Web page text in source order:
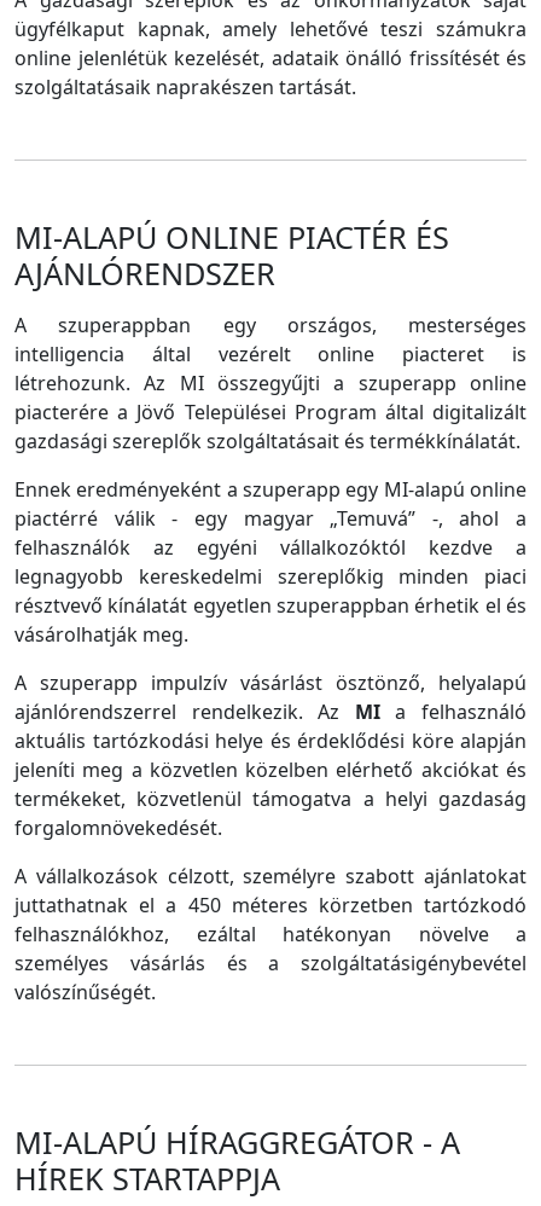
ügyfélkaput kapnak, amely lehetővé teszi számukra
online jelenlétük kezelését, adataik önálló frissítését és
szolgáltatásaik naprakészen tartását.
MI-ALAPÚ ONLINE PIACTÉR ÉS
AJÁNLÓRENDSZER
A szuperappban egy országos, mesterséges
intelligencia által vezérelt online piacteret is
létrehozunk. Az MI összegyűjti a szuperapp online
piacterére a Jövő Települései Program által digitalizált
gazdasági szereplők szolgáltatásait és termékkínálatát.
Ennek eredményeként a szuperapp egy MI-alapú online
piactérré válik - egy magyar „Temuvá” -, ahol a
felhasználók az egyéni vállalkozóktól kezdve a
legnagyobb kereskedelmi szereplőkig minden piaci
résztvevő kínálatát egyetlen szuperappban érhetik el és
vásárolhatják meg.
A szuperapp impulzív vásárlást ösztönző, helyalapú
ajánlórendszerrel rendelkezik. Az MIa felhasználó
aktuális tartózkodási helye és érdeklődési köre alapján
jeleníti meg a közvetlen közelben elérhető akciókat és
termékeket, közvetlenül támogatva a helyi gazdaság
forgalomnövekedését.
A vállalkozások célzott, személyre szabott ajánlatokat
juttathatnak el a 450 méteres körzetben tartózkodó
felhasználókhoz, ezáltal hatékonyan növelve a
személyes vásárlás és a szolgáltatásigénybevétel
valószínűségét.
MI-ALAPÚ HÍRAGGREGÁTOR - A
HÍREK STARTAPPJA